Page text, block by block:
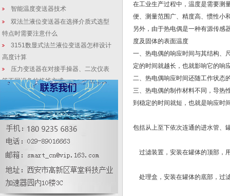
智能温度变送器技术
双法兰液位变送器在选择介质式选型
特点时需要注意什么
3151数显式法兰液位变送器怎样设计
高度计算
压力变送器在对接手操器、二次仪表
等不同设备的接线方式
单法兰压力变送器|单法兰压力变送器
微差压变送器测量自动化工控密度的
10大特点
双法兰带远传差压变送器误差产生的
原因
厂价格怎样订
在工业生产过程中，温度是需要测
便、测量范围广、精度高、惯性小
另外，由于热电偶是一种有源传感
度及固体的表面温度
一、热电偶的响应时间与其结构、
定的时间就越长，也就影响它的响
二、热电偶响应时间还随工作状态
三、热电偶的制作材料不同，导热
到稳定的时间就短，也就是响应时
包括从上至下依次连通的进水管、
过滤装置，安装在罐体的顶部，
处理盒，安装在罐体的底部，过